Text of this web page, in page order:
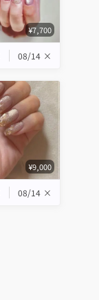
¥7,700
08/14 ×
¥9,000
08/14 ×